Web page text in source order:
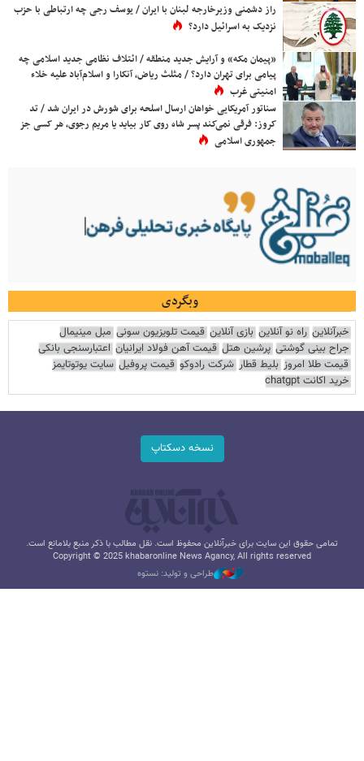
راز دشمنی وزیرخارجه لبنان با ایران / یوسف رجی چه ارتباطی با حزب
نزدیک به اسرائیل دارد؟
«پیمان مکه» و آرایش جدید منطقه / ائتلاف نظامی جدید اسلامی چه
پیامی برای تهران دارد؟ / مثلث ریاض، آنکارا و اسلام‌آباد علیه خلاء
امنیتی غرب
سناتور آمریکایی خواهان ارسال اسلحه برای شورش در ایران شد / تد
کروز: فرقی نمی‌کند پسر شاه روی کار بیاید یا مریم رجوی، هر کسی جز
جمهوری اسلامی
وبگردی
خبرآنلاین راه نو آنلاین بازی آنلاین قیمت تلویزیون سونی مبل مینیمال
جراح بینی گوشتی پرشین هتل قیمت آهن فولاد ایرانیان اعتبارسنجی بانکی
قیمت طلا امروز بلیط قطار شرکت رادوکو قیمت پروفیل سایت یوتوتایمز
خرید اکانت chatgpt
نسخه دسکتاپ
تمامی حقوق این سایت برای خبرآنلاین محفوظ است. نقل مطالب با ذکر منبع بلامانع است.
Copyright © 2025 khabaronline News Agancy, All rights reserved
طراحی و تولید: نستوه